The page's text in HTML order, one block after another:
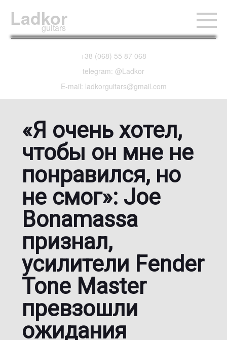
Ladkor
guitars
+38 (068) 55 87 068
telegram: @Ladkor
E-mail: ladkorguitars@gmail.com
«Я очень хотел,
чтобы он мне не
понравился, но
не смог»: Joe
Bonamassa
признал,
усилители Fender
Tone Master
превзошли
ожидания